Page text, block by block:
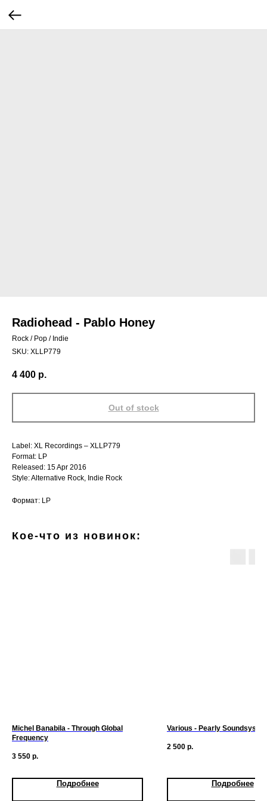
Radiohead ‎- Pablo Honey
Rock / Pop / Indie
SKU: XLLP779
4 400 р.
Out of stock
Label: XL Recordings – XLLP779
Format: LP
Released: 15 Apr 2016
Style: Alternative Rock, Indie Rock
Формат: LP
Кое-что из новинок:
Michel Banabila - Through Global
Frequency
3 550 р.
Подробнее
Various - Pearly
2 500 р.
Подробнее